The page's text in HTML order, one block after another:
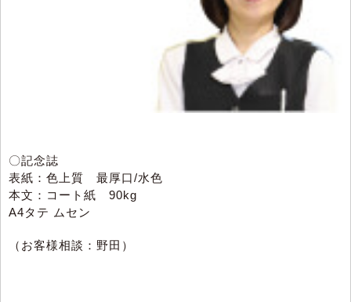
〇記念誌
表紙：色上質 最厚口/水色
本文：コート紙 90kg
A4タテ ムセン
（お客様相談：野田）